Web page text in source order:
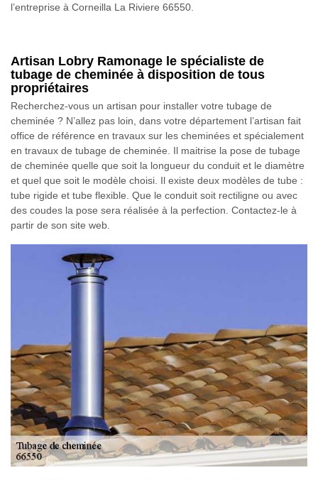
l’entreprise à Corneilla La Riviere 66550.
Artisan Lobry Ramonage le spécialiste de
tubage de cheminée à disposition de tous
propriétaires
Recherchez-vous un artisan pour installer votre tubage de
cheminée ? N’allez pas loin, dans votre département l’artisan fait
office de référence en travaux sur les cheminées et spécialement
en travaux de tubage de cheminée. Il maitrise la pose de tubage
de cheminée quelle que soit la longueur du conduit et le diamètre
et quel que soit le modèle choisi. Il existe deux modèles de tube :
tube rigide et tube flexible. Que le conduit soit rectiligne ou avec
des coudes la pose sera réalisée à la perfection. Contactez-le à
partir de son site web.